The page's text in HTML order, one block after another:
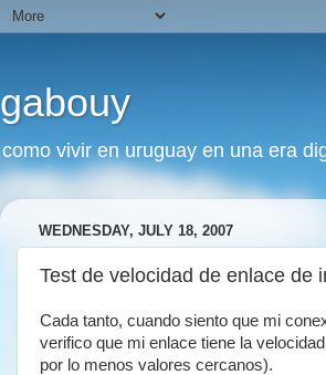
gabouy
como vivir en uruguay en una era
WEDNESDAY, JULY 18, 2007
Test de velocidad de enlace de
Cada tanto, cuando siento que mi
verifico que mi enlace tiene la
por lo menos valores cercanos).